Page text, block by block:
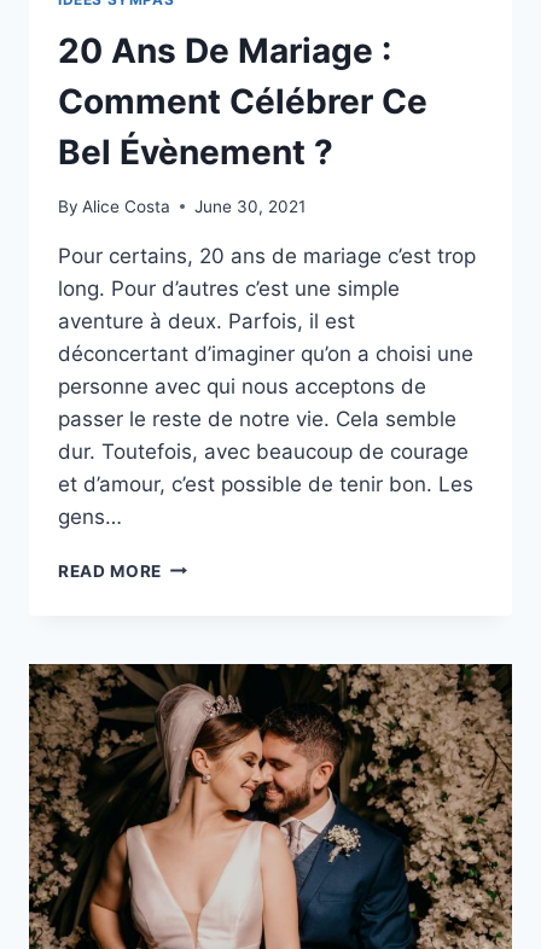
20 Ans De Mariage :
Comment Célébrer Ce
Bel Évènement ?
By Alice Costa June 30, 2021
Pour certains, 20 ans de mariage c’est trop
long. Pour d’autres c’est une simple
aventure à deux. Parfois, il est
déconcertant d’imaginer qu’on a choisi une
personne avec qui nous acceptons de
passer le reste de notre vie. Cela semble
dur. Toutefois, avec beaucoup de courage
et d’amour, c’est possible de tenir bon. Les
gens…
READ MORE 20
:
COMMENT
CÉLÉBRER
CE
BEL
ÉVÈNEMENT
?